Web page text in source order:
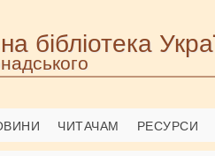
бібліотека
ЧИТАЧАМ РЕСУРСИ